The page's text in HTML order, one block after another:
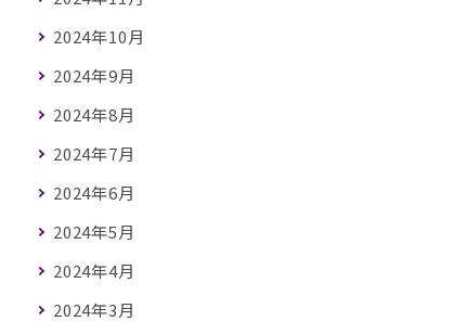
2024年10月
2024年9月
2024年8月
2024年7月
2024年6月
2024年5月
2024年4月
2024年3月